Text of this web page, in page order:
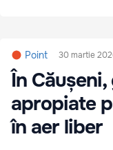
Point 30 martie
În
apropiate
în aer liber